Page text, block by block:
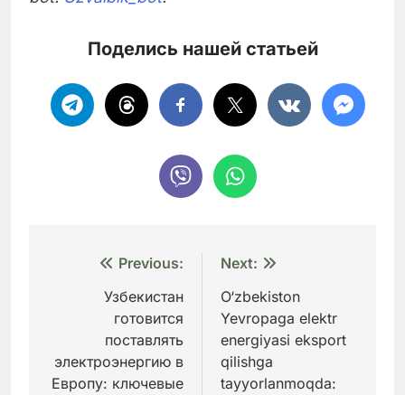
Поделись нашей статьей
Навигация
записям
Previous:
Узбекистан
готовится
поставлять
электроэнергию в
Европу: ключевые
Next:
O‘zbekiston
Yevropaga elektr
energiyasi eksport
qilishga
tayyorlanmoqda: